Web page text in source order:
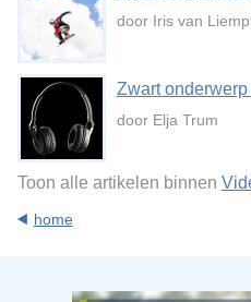
door Iris van
Zwart
door Elja Trum
Toon alle artikelen binnen
home